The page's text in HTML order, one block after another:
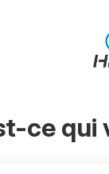
ce qui